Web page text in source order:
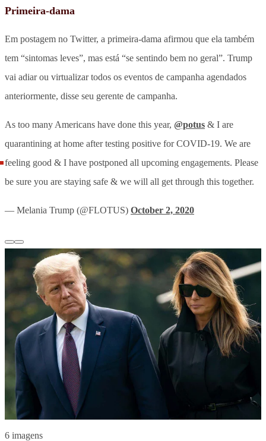
Primeira-dama
Em postagem no Twitter, a primeira-dama afirmou que ela também
tem “sintomas leves”, mas está “se sentindo bem no geral”. Trump
vai adiar ou virtualizar todos os eventos de campanha agendados
anteriormente, disse seu gerente de campanha.
As too many Americans have done this year, @potus & I are
quarantining at home after testing positive for COVID-19. We are
feeling good & I have postponed all upcoming engagements. Please
be sure you are staying safe & we will all get through this together.
— Melania Trump (@FLOTUS) October 2, 2020
6 imagens